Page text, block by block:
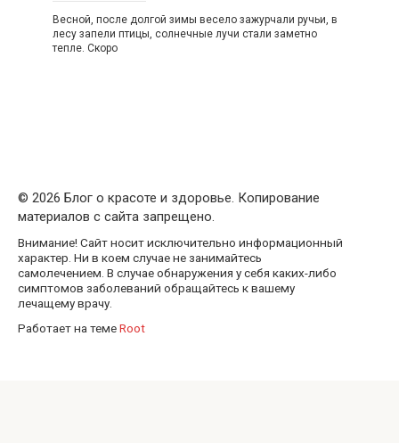
Весной, после долгой зимы весело зажурчали ручьи, в
лесу запели птицы, солнечные лучи стали заметно
тепле. Скоро
© 2026 Блог о красоте и здоровье. Копирование
материалов с сайта запрещено.
Внимание! Сайт носит исключительно информационный
характер. Ни в коем случае не занимайтесь
самолечением. В случае обнаружения у себя каких-либо
симптомов заболеваний обращайтесь к вашему
лечащему врачу.
Работает на темеRoot